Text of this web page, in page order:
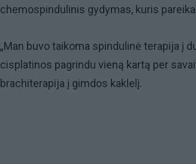
chemospindulinis gydymas, kuris
„Man buvo taikoma spindulinė terapija į
cisplatinos pagrindu vieną kartą per
brachiterapija į gimdos kaklelį.